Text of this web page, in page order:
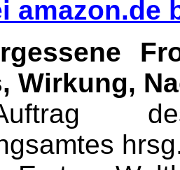
amazon.de
Wirkung,
des